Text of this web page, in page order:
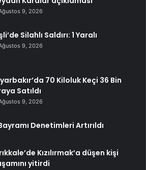
9, 2026
Silahlı Saldırı: 1 Yaralı
9, 2026
70 Kiloluk Keçi 36 Bin
Satıldı
9, 2026
Denetimleri Artırıldı
Kızılırmak’a düşen kişi
yitirdi